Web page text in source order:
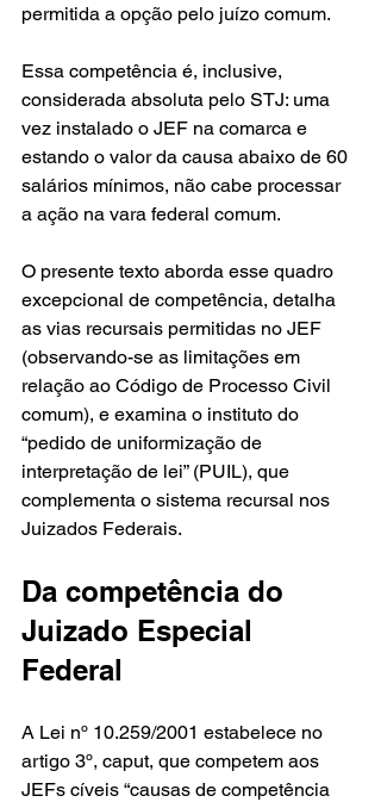
permitida a opção pelo juízo comum.
Essa competência é, inclusive,
considerada absoluta pelo STJ: uma
vez instalado o JEF na comarca e
estando o valor da causa abaixo de 60
salários mínimos, não cabe processar
a ação na vara federal comum.
O presente texto aborda esse quadro
excepcional de competência, detalha
as vias recursais permitidas no JEF
(observando-se as limitações em
relação ao Código de Processo Civil
comum), e examina o instituto do
“pedido de uniformização de
interpretação de lei” (PUIL), que
complementa o sistema recursal nos
Juizados Federais.
Da competência do
Juizado Especial
Federal
A Lei nº 10.259/2001 estabelece no
artigo 3º, caput, que competem aos
JEFs cíveis “causas de competência